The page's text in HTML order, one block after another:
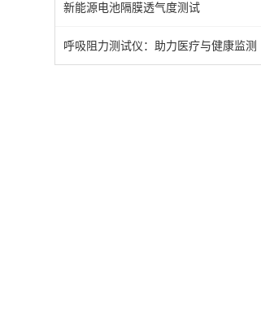
新能源电池隔膜透气度测试
呼吸阻力测试仪：助力医疗与健康监测